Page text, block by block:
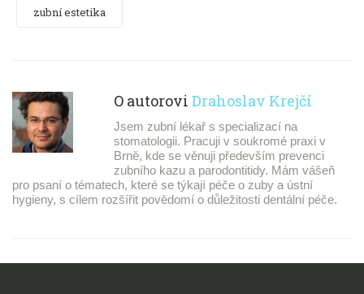
zubní estetika
O autorovi Drahoslav Krejčí
Jsem zubní lékař s specializací na
stomatologii. Pracuji v soukromé praxi v
Brně, kde se věnuji především prevenci
zubního kazu a parodontitidy. Mám vášeň
pro psaní o tématech, které se týkají péče o zuby a ústní
hygieny, s cílem rozšířit povědomí o důležitosti dentální péče.